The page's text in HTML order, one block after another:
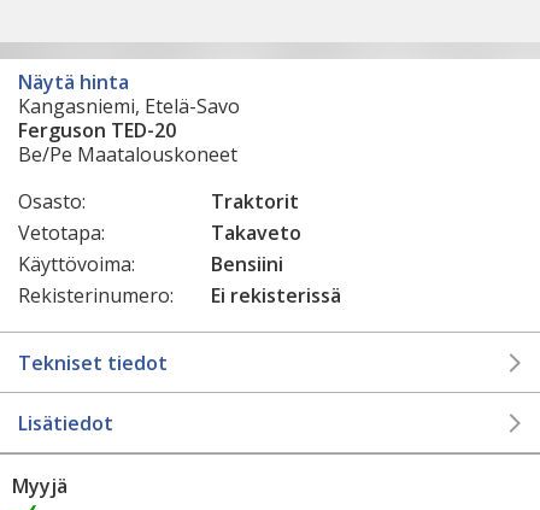
Näytä hinta
Kangasniemi, Etelä-Savo
Ferguson TED-20
Be/Pe Maatalouskoneet
Osasto:
Traktorit
Vetotapa:
Takaveto
Käyttövoima:
Bensiini
Rekisterinumero:
Ei rekisterissä
Tekniset tiedot
Lisätiedot
Myyjä